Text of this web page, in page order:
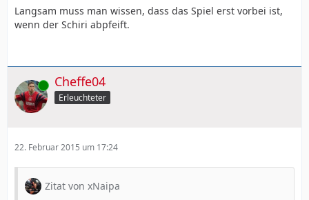
Langsam muss man wissen, dass das Spiel erst vorbei ist,
wenn der Schiri abpfeift.
Online Cheffe04
Erleuchteter
22. Februar 2015 um 17:24
Zitat von xNaipa